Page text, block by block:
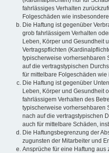
fahrlässiges Verhalten
Folgeschäden wie
Die Haftung ist gegenüber
grob fahrlässigem Verhalten
Leben, Körper und Gesundheit
Vertragspflichten
typischerweise vorhersehbaren
auf die vertragstypischen
für mittelbare Folgeschäden
Die Haftung ist gegenüber
Leben, Körper und Gesundheit
fahrlässigem Verhalten des
typischerweise vorhersehbaren
nach auf die vertragstypischen
auch für mittelbare Schäden,
Die Haftungsbegrenzung der
zugunsten der Mitarbeiter und
Ansprüche für eine Haftung